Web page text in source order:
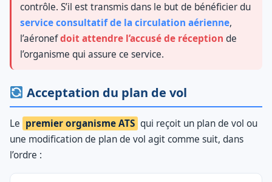
contrôle. S’il est transmis dans le but de bénéficier du
service consultatif de la circulation aérienne,
l’aéronefdoit attendre l’accusé de réception de
l’organisme qui assure ce service.
Acceptation du plan de vol
Le premier organisme ATS qui reçoit un plan de vol ou
une modification de plan de vol agit comme suit, dans
l’ordre :